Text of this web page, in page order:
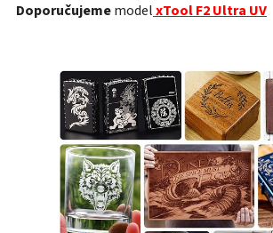
DoporučujememodelxTool F2 Ultra UV